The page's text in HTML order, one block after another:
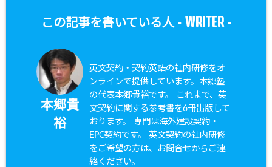
この記事を書いている人 - WRITER-
本郷貴
裕
英文契約・契約英語の社内研修をオ
ンラインで提供しています。本郷塾
の代表本郷貴裕です。 これまで、英
文契約に関する参考書を6冊出版して
おります。 専門は海外建設契約・
EPC契約です。 英文契約の社内研修
をご希望の方は、お問合せからご連
絡ください。